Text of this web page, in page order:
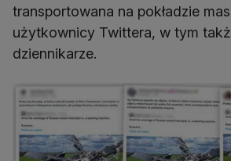
transportowana na pokładzie
użytkownicy Twittera, w tym
dziennikarze.